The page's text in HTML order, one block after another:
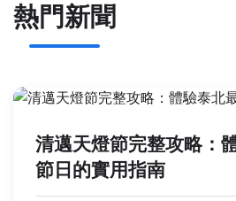
熱門新聞
清邁天燈節完整攻略：
節日的實用指南